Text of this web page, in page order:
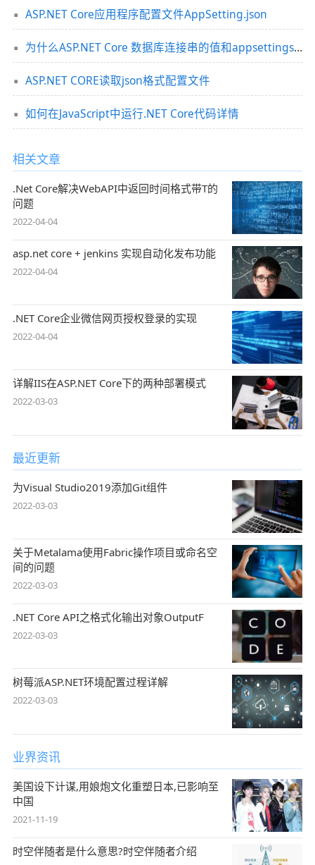
ASP.NET Core应用程序配置文件AppSetting.json
为什么ASP.NET Core 数据库连接串的值和appsettings.json配的不一样?
ASP.NET CORE读取json格式配置文件
如何在JavaScript中运行.NET Core代码详情
相关文章
.Net Core解决WebAPI中返回时间格式带T的
问题
2022-04-04
asp.net core + jenkins 实现自动化发布功能
2022-04-04
.NET Core企业微信网页授权登录的实现
2022-04-04
详解IIS在ASP.NET Core下的两种部署模式
2022-03-03
最近更新
为Visual Studio2019添加Git组件
2022-03-03
关于Metalama使用Fabric操作项目或命名空
间的问题
2022-03-03
.NET Core API之格式化输出对象OutputF
2022-03-03
树莓派ASP.NET环境配置过程详解
2022-03-03
业界资讯
美国设下计谋,用娘炮文化重塑日本,已影响至
中国
2021-11-19
时空伴随者是什么意思?时空伴随者介绍